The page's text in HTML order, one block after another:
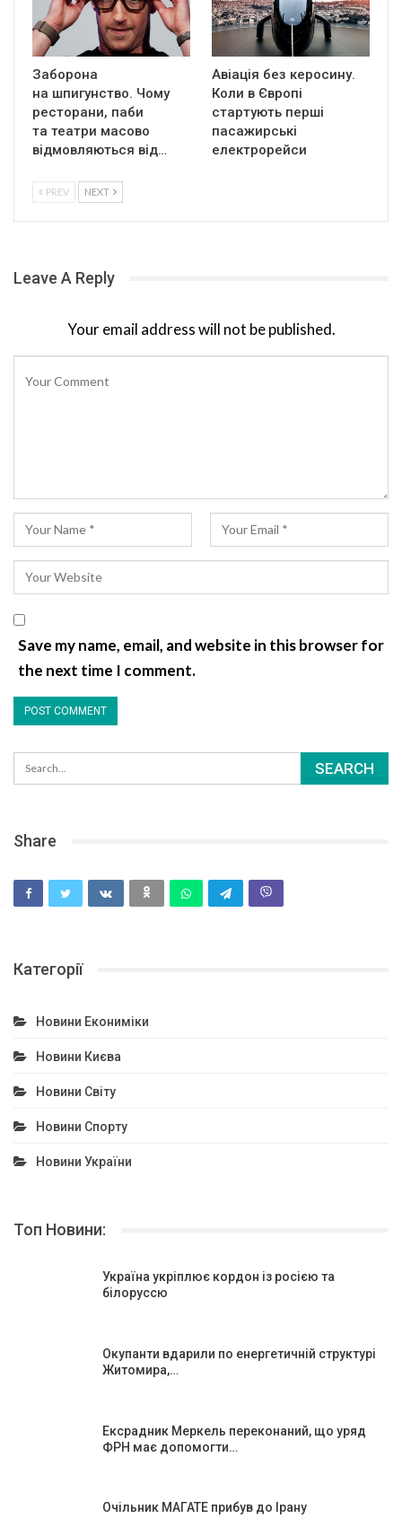
Заборона
на шпигунство. Чому
ресторани, паби
та театри масово
відмовляються від…
Авіація без керосину.
Коли в Європі
стартують перші
пасажирські
електрорейси
PREV NEXT
Leave A Reply
Your email address will not be published.
Save my name, email, and website in this browser for
the next time I comment.
Share
Категорії
Новини Екониміки
Новини Києва
Новини Світу
Новини Спорту
Новини України
Топ Новини:
Україна укріплює кордон із росією та
білоруссю
Окупанти вдарили по енергетичній структурі
Житомира,…
Ексрадник Меркель переконаний, що уряд
ФРН має допомогти…
Очільник МАГАТЕ прибув до Ірану